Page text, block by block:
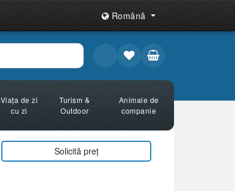
Română
Viața de zi
cu zi
Turism &
Outdoor
Animale de
companie
Solicită preț